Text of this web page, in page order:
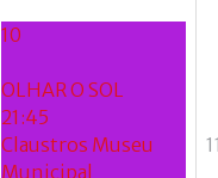
10
OLHAR O SOL
21:45
Claustros Museu
Municipal
11
Login
with
Facebook
Login
with